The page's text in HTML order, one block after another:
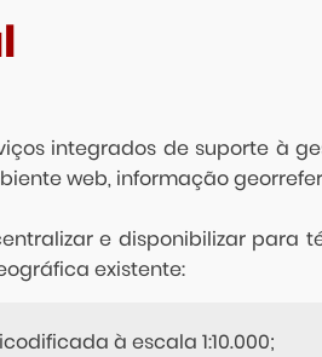
integrados de suporte à
web, informação
e disponibilizar para
existente:
à escala 1:10.000;